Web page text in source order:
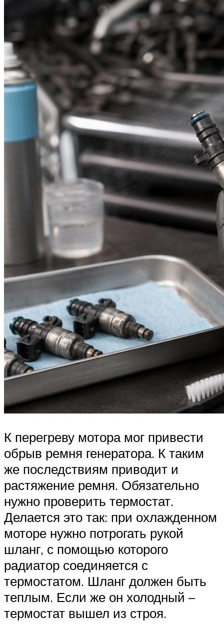
К перегреву мотора мог привести
обрыв ремня генератора. К таким
же последствиям приводит и
растяжение ремня. Обязательно
нужно проверить термостат.
Делается это так: при охлажденном
моторе нужно потрогать рукой
шланг, с помощью которого
радиатор соединяется с
термостатом. Шланг должен быть
теплым. Если же он холодный –
термостат вышел из строя.